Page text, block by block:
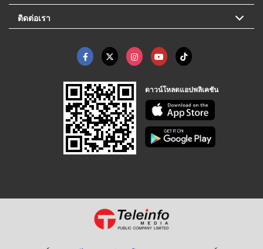
ติดต่อเรา
ดาวน์โหลดแอปพลิเคชัน